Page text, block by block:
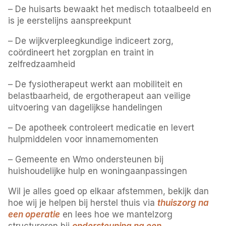
– De huisarts bewaakt het medisch totaalbeeld en
is je eerstelijns aanspreekpunt
– De wijkverpleegkundige indiceert zorg,
coördineert het zorgplan en traint in
zelfredzaamheid
– De fysiotherapeut werkt aan mobiliteit en
belastbaarheid, de ergotherapeut aan veilige
uitvoering van dagelijkse handelingen
– De apotheek controleert medicatie en levert
hulpmiddelen voor innamemomenten
– Gemeente en Wmo ondersteunen bij
huishoudelijke hulp en woningaanpassingen
Wil je alles goed op elkaar afstemmen, bekijk dan
hoe wij je helpen bij herstel thuis viathuiszorg na
een operatie en lees hoe we mantelzorg